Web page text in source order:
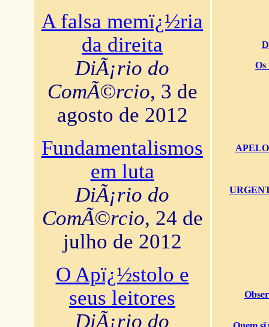
A falsa memï¿½ria
da direita
DiÃ¡rio do
ComÃ©rcio, 3 de
agosto de 2012
Fundamentalismos
em luta
DiÃ¡rio do
ComÃ©rcio, 24 de
julho de 2012
O Apï¿½stolo e
seus leitores
DiÃ¡rio do
Os